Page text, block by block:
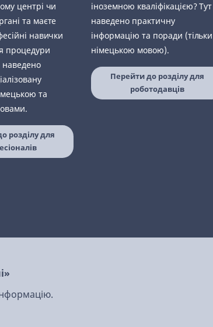
центрі чи
та маєте
навички
процедури
наведено
та
розділу для
іноземною кваліфікацією? Тут
наведено практичну
інформацію та поради (тільки
німецькою мовою).
Перейти до розділу для
роботодавців